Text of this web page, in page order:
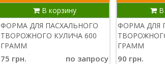
В корзину
ФОРМА ДЛЯ ПАСХАЛЬНОГО
ТВОРОЖНОГО КУЛИЧА 600
ГРАММ
75 грн. по запросу
В
ФОРМА ДЛЯ
ГРАММ
90 грн.